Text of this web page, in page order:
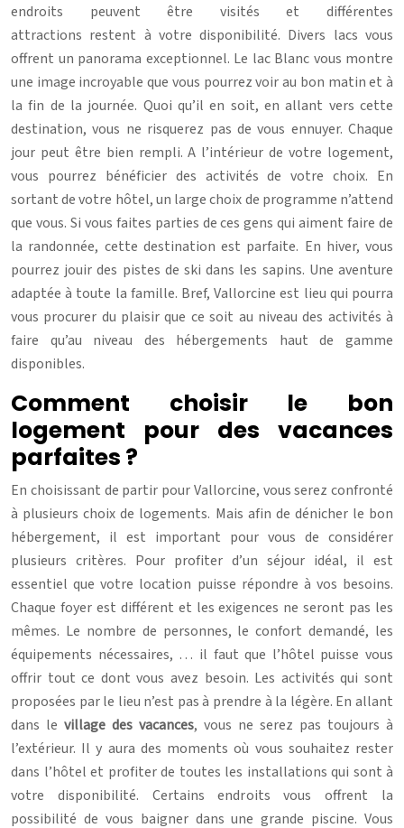
endroits peuvent être visités et différentes
attractions restent à votre disponibilité. Divers lacs vous
offrent un panorama exceptionnel. Le lac Blanc vous montre
une image incroyable que vous pourrez voir au bon matin et à
la fin de la journée. Quoi qu’il en soit, en allant vers cette
destination, vous ne risquerez pas de vous ennuyer. Chaque
jour peut être bien rempli. A l’intérieur de votre logement,
vous pourrez bénéficier des activités de votre choix. En
sortant de votre hôtel, un large choix de programme n’attend
que vous. Si vous faites parties de ces gens qui aiment faire de
la randonnée, cette destination est parfaite. En hiver, vous
pourrez jouir des pistes de ski dans les sapins. Une aventure
adaptée à toute la famille. Bref, Vallorcine est lieu qui pourra
vous procurer du plaisir que ce soit au niveau des activités à
faire qu’au niveau des hébergements haut de gamme
disponibles.
Comment choisir le bon
logement pour des vacances
parfaites ?
En choisissant de partir pour Vallorcine, vous serez confronté
à plusieurs choix de logements. Mais afin de dénicher le bon
hébergement, il est important pour vous de considérer
plusieurs critères. Pour profiter d’un séjour idéal, il est
essentiel que votre location puisse répondre à vos besoins.
Chaque foyer est différent et les exigences ne seront pas les
mêmes. Le nombre de personnes, le confort demandé, les
équipements nécessaires, … il faut que l’hôtel puisse vous
offrir tout ce dont vous avez besoin. Les activités qui sont
proposées par le lieu n’est pas à prendre à la légère. En allant
dans le village des vacances, vous ne serez pas toujours à
l’extérieur. Il y aura des moments où vous souhaitez rester
dans l’hôtel et profiter de toutes les installations qui sont à
votre disponibilité. Certains endroits vous offrent la
possibilité de vous baigner dans une grande piscine. Vous